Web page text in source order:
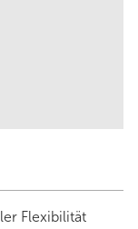
Flexibilität